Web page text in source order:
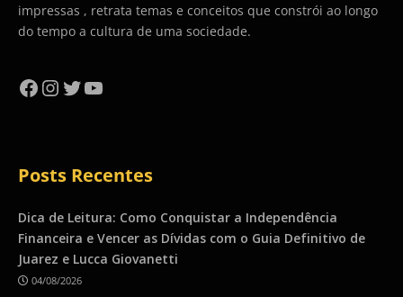
impressas , retrata temas e conceitos que constrói ao longo
do tempo a cultura de uma sociedade.
Facebook
Instagram
Twitter
YouTube
Posts Recentes
Dica de Leitura: Como Conquistar a Independência
Financeira e Vencer as Dívidas com o Guia Definitivo de
Juarez e Lucca Giovanetti
04/08/2026